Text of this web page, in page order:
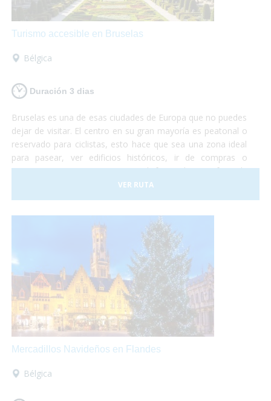
Turismo accesible en Bruselas
Bélgica
Duración 3 dias
Bruselas es una de esas ciudades de Europa que no puedes
dejar de visitar. El centro en su gran mayoría es peatonal o
reservado para ciclistas, esto hace que sea una zona ideal
para pasear, ver edificios históricos, ir de compras o
sentarte en una terraza mientras disfrutas de un gofre o de
VER RUTA
Mercadillos Navideños en Flandes
Bélgica